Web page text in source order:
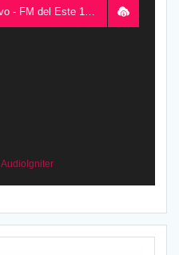
1. Escuchanos en Vivo - FM del Este 100.5, desde Chajarí, Entre Ríos, Argentina
AudioIgniter